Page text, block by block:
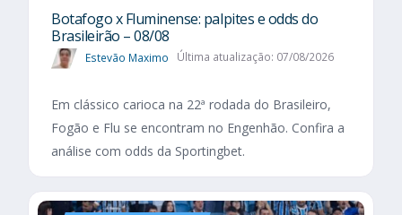
Botafogo x Fluminense: palpites e odds do
Brasileirão – 08/08
Estevão Maximo Última atualização: 07/08/2026
Em clássico carioca na 22ª rodada do Brasileiro,
Fogão e Flu se encontram no Engenhão. Confira a
análise com odds da Sportingbet.